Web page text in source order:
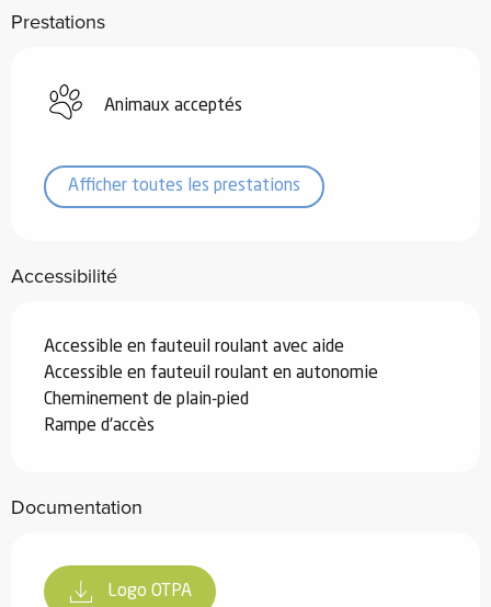
Prestations
Animaux acceptés
Afficher toutes les prestations
Accessibilité
Accessible en fauteuil roulant avec aide
Accessible en fauteuil roulant en autonomie
Cheminement de plain-pied
Rampe d'accès
Documentation
Logo OTPA